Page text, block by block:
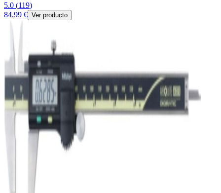
5.0 (119)
84,99 € Ver producto